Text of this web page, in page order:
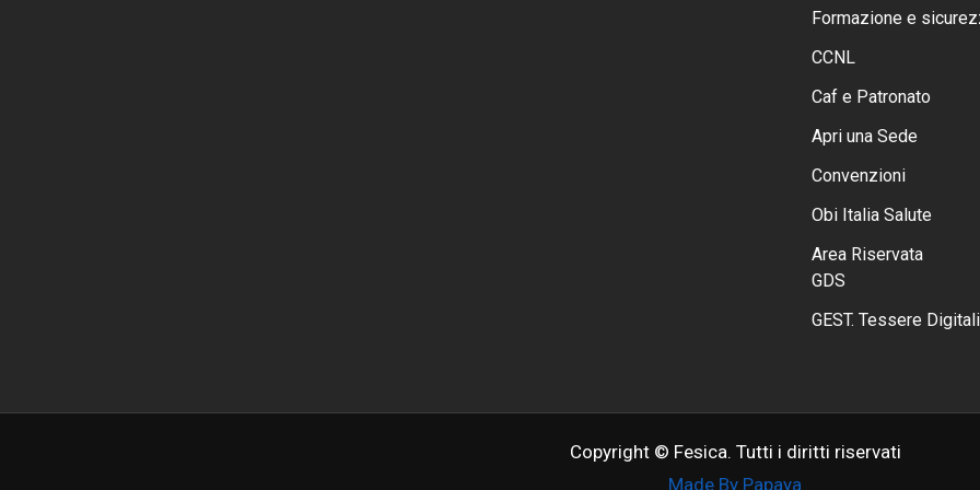
Formazione e
CCNL
Caf e Patronato
Apri una Sede
Convenzioni
Obi Italia Salute
Area Riservata
GDS
GEST. Tessere Digitali
Copyright © Fesica. Tutti i diritti riservati
Made By Papaya